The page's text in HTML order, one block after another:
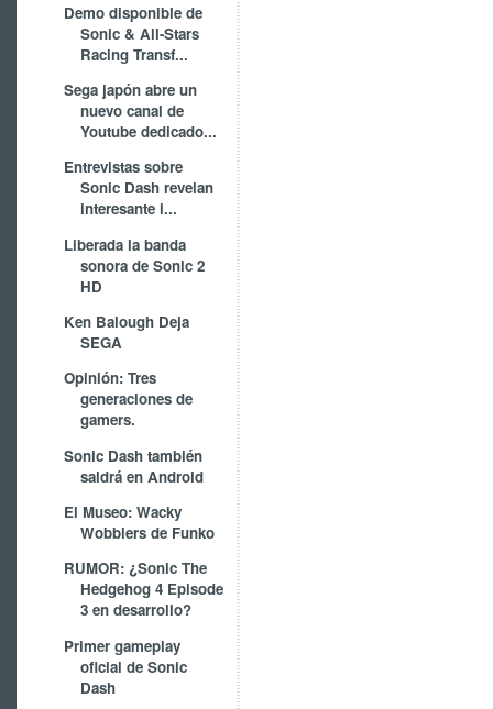
Demo disponible de
Sonic & All-Stars
Racing Transf...
Sega japón abre un
nuevo canal de
Youtube dedicado...
Entrevistas sobre
Sonic Dash revelan
interesante i...
Liberada la banda
sonora de Sonic 2
HD
Ken Balough Deja
SEGA
Opinión: Tres
generaciones de
gamers.
Sonic Dash también
saldrá en Android
El Museo: Wacky
Wobblers de Funko
RUMOR: ¿Sonic The
Hedgehog 4 Episode
3 en desarrollo?
Primer gameplay
oficial de Sonic
Dash